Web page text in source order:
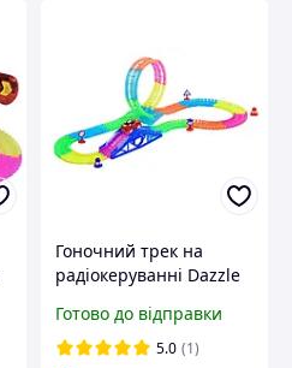
Гоночний трек на
радіокеруванні Dazzle
Готово до відправки
5.0 (1)